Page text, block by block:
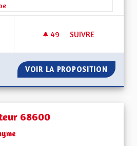
49 49 ABONNÉS
SUIVRE
VOIR LA PROPOSITION
68600